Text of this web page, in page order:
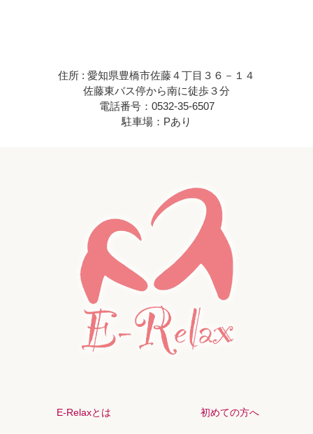
住所 : 愛知県豊橋市佐藤４丁目３６－１４
佐藤東バス停から南に徒歩３分
電話番号：0532-35-6507
駐車場：Pあり
E-Relaxとは 初めての方へ